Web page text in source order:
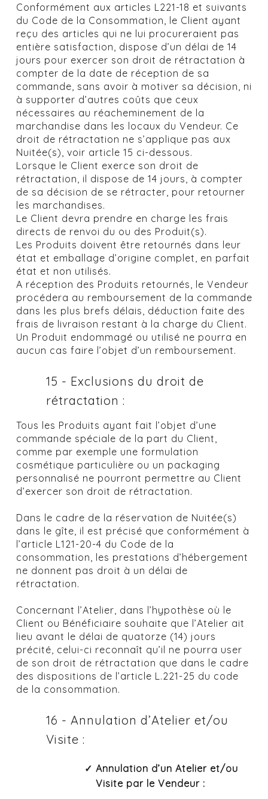
Conformément aux articles L221-18 et suivants
du Code de la Consommation, le Client ayant
reçu des articles qui ne lui procureraient pas
entière satisfaction, dispose d’un délai de 14
jours pour exercer son droit de rétractation à
compter de la date de réception de sa
commande, sans avoir à motiver sa décision, ni
à supporter d’autres coûts que ceux
nécessaires au réacheminement de la
marchandise dans les locaux du Vendeur. Ce
droit de rétractation ne s’applique pas aux
Nuitée(s), voir article 15 ci-dessous.
Lorsque le Client exerce son droit de
rétractation, il dispose de 14 jours, à compter
de sa décision de se rétracter, pour retourner
les marchandises.
Le Client devra prendre en charge les frais
directs de renvoi du ou des Produit(s).
Les Produits doivent être retournés dans leur
état et emballage d’origine complet, en parfait
état et non utilisés.
A réception des Produits retournés, le Vendeur
procédera au remboursement de la commande
dans les plus brefs délais, déduction faite des
frais de livraison restant à la charge du Client.
Un Produit endommagé ou utilisé ne pourra en
aucun cas faire l’objet d’un remboursement.
15 - Exclusions du droit de
rétractation :
Tous les Produits ayant fait l’objet d’une
commande spéciale de la part du Client,
comme par exemple une formulation
cosmétique particulière ou un packaging
personnalisé ne pourront permettre au Client
d’exercer son droit de rétractation.
Dans le cadre de la réservation de Nuitée(s)
dans le gîte, il est précisé que conformément à
l’article L121-20-4 du Code de la
consommation, les prestations d’hébergement
ne donnent pas droit à un délai de
rétractation.
Concernant l’Atelier, dans l’hypothèse où le
Client ou Bénéficiaire souhaite que l’Atelier ait
lieu avant le délai de quatorze (14) jours
précité, celui-ci reconnaît qu’il ne pourra user
de son droit de rétractation que dans le cadre
des dispositions de l’article L.221-25 du code
de la consommation.
16 - Annulation d’Atelier et/ou
Visite :
Annulation d’un Atelier et/ou
Visite par le Vendeur :